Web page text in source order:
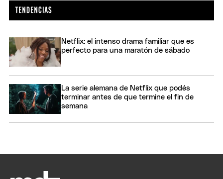
Netflix: el intenso drama familiar que es
perfecto para una maratón de sábado
La serie alemana de Netflix que podés
terminar antes de que termine el fin de
semana